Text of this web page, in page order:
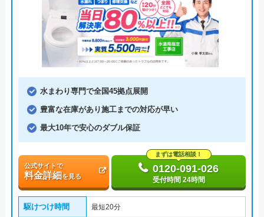
水まわり専門で全国45拠点展開
豊富な在庫があり施工までの対応が早い
最大10年で安心のダブル保証
公式サイトで
料金詳細を見る
まずは電話相談！
0120-091-026
受付時間 24時間
駆けつけ時間 最短20分